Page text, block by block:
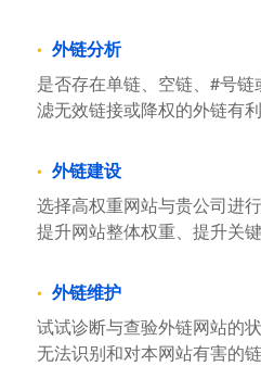
外链分析
是否存在单链、空链、#号
滤无效链接或降权的外链有
外链建设
选择高权重网站与贵公司进
提升网站整体权重、提升关
外链维护
试试诊断与查验外链网站的
无法识别和对本网站有害的